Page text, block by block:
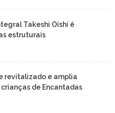
Takeshi Oishi é
estruturais
revitalizado e amplia
de Encantadas